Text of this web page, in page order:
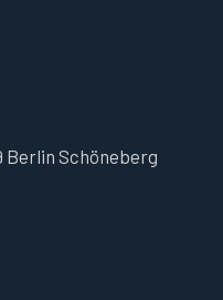
Berlin Schöneberg